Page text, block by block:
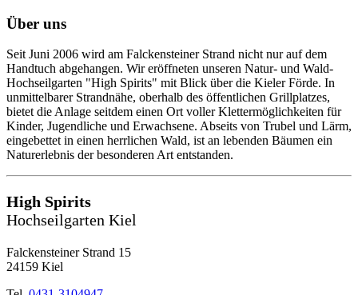
Über uns
Seit Juni 2006 wird am Falckensteiner Strand nicht nur auf dem
Handtuch abgehangen. Wir eröffneten unseren Natur- und Wald-
Hochseilgarten "High Spirits" mit Blick über die Kieler Förde. In
unmittelbarer Strandnähe, oberhalb des öffentlichen Grillplatzes,
bietet die Anlage seitdem einen Ort voller Klettermöglichkeiten für
Kinder, Jugendliche und Erwachsene. Abseits von Trubel und Lärm,
eingebettet in einen herrlichen Wald, ist an lebenden Bäumen ein
Naturerlebnis der besonderen Art entstanden.
High Spirits
Hochseilgarten Kiel
Falckensteiner Strand 15
24159 Kiel